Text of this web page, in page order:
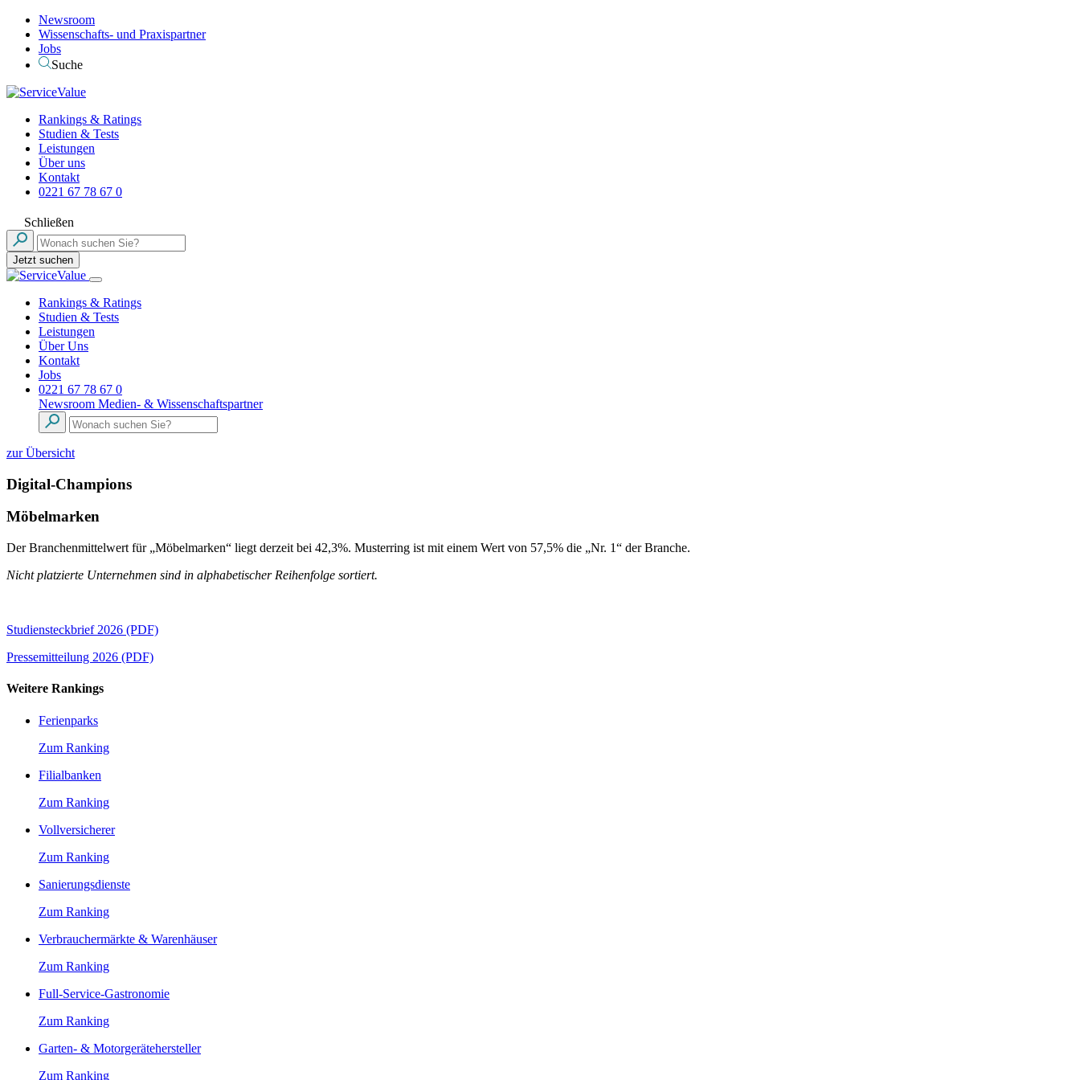
Newsroom
Wissenschafts- und Praxispartner
Jobs
Suche
Rankings & Ratings
Studien & Tests
Leistungen
Über uns
Kontakt
0221 67 78 67 0
Schließen
Jetzt suchen
Rankings & Ratings
Studien & Tests
Leistungen
Über Uns
Kontakt
Jobs
0221 67 78 67 0
Newsroom Medien- & Wissenschaftspartner
zur Übersicht
Digital-Champions
Möbelmarken
Der Branchenmittelwert für „Möbelmarken“ liegt derzeit bei 42,3%. Musterring ist mit einem Wert von 57,5% die „Nr. 1“ der Branche.
Nicht platzierte Unternehmen sind in alphabetischer Reihenfolge sortiert.
Studiensteckbrief 2026 (PDF)
Pressemitteilung 2026 (PDF)
Weitere Rankings
Ferienparks
Zum Ranking
Filialbanken
Zum Ranking
Vollversicherer
Zum Ranking
Sanierungsdienste
Zum Ranking
Verbrauchermärkte & Warenhäuser
Zum Ranking
Full-Service-Gastronomie
Zum Ranking
Garten- & Motorgerätehersteller
Zum Ranking